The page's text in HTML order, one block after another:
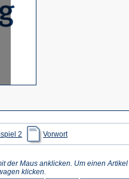
2
(Öffnet
in
einem
Tab)
Vorwortin
einem
Tab)
der Maus anklicken. Um einen Artikel
klicken.